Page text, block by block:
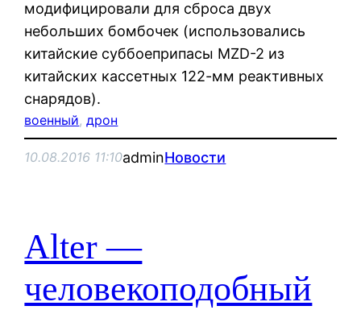
модифицировали для сброса двух
небольших бомбочек (использовались
китайские суббоеприпасы MZD-2 из
китайских кассетных 122-мм реактивных
снарядов).
военный, дрон
10.08.2016 11:10adminНовости
Alter —
человекоподобный